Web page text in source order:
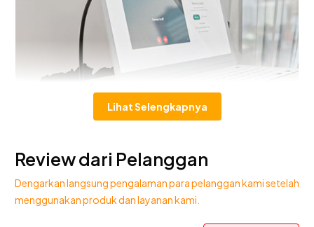
Lihat Selengkapnya
Review dari Pelanggan
Dengarkan langsung pengalaman para pelanggan kami setelah
menggunakan produk dan layanan kami.